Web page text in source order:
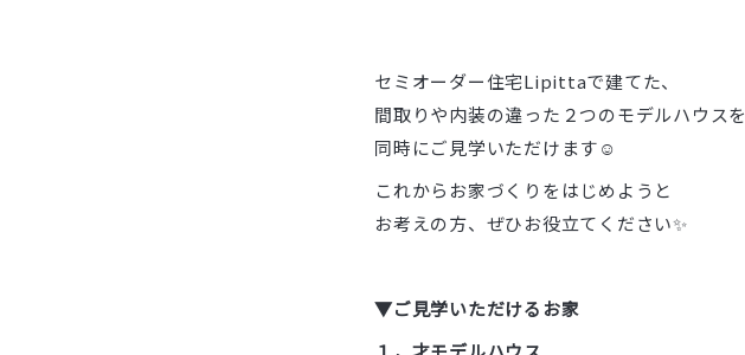
セミオーダー住宅Lipittaで建てた、
間取りや内装の違った２つのモデルハウスを
同時にご見学いただけます☺️
これからお家づくりをはじめようと
お考えの方、ぜひお役立てください✨
▼ご見学いただけるお家